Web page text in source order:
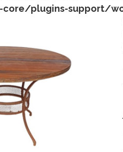
plugins-support/